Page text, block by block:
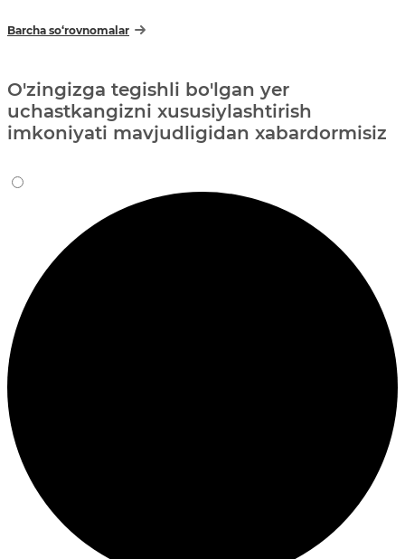
Barcha so‘rovnomalar
O'zingizga tegishli bo'lgan yer
uchastkangizni xususiylashtirish
imkoniyati mavjudligidan xabardormisiz